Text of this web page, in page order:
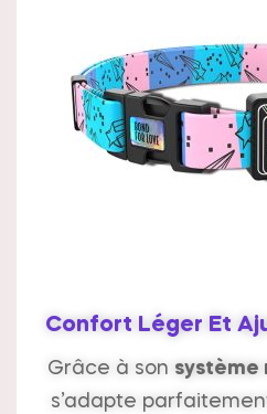
Confort Léger Et
Grâce à son système
s’adapte